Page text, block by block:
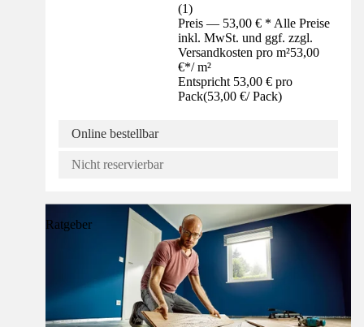
(1)
Preis — 53,00 € * Alle Preise
inkl. MwSt. und ggf. zzgl.
Versandkosten pro m²53,00
€*/ m²
Entspricht 53,00 € pro
Pack(53,00 €/ Pack)
Online bestellbar
Nicht reservierbar
Ratgeber